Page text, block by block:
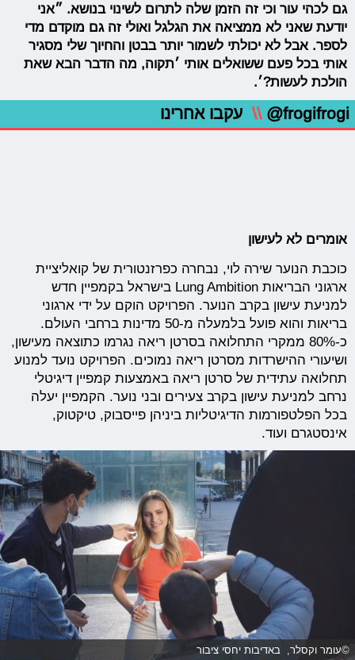
גם לכהי עור וכי זה הזמן שלה לתרום לשינוי בנושא. ״אני
יודעת שאני לא ממציאה את הגלגל ואולי זה גם מוקדם מדי
לספר. אבל לא יכולתי לשמור יותר בבטן והחיוך שלי מסגיר
אותי בכל פעם ששואלים אותי ׳תקוה, מה הדבר הבא שאת
הולכת לעשות?׳.
@frogifrogi
\\ עקבו אחרינו
אומרים לא לעישון
כוכבת הנוער שירה לוי, נבחרה כפרזנטורית של קואליציית
ארגוני הבריאות Lung Ambition בישראל בקמפיין חדש
למניעת עישון בקרב הנוער. הפרויקט הוקם על ידי ארגוני
בריאות והוא פועל בלמעלה מ-50 מדינות ברחבי העולם.
כ-80% ממקרי התחלואה בסרטן ריאה נגרמו כתוצאה מעישון,
ושיעורי ההישרדות מסרטן ריאה נמוכים. הפרויקט נועד למנוע
תחלואה עתידית של סרטן ריאה באמצעות קמפיין דיגיטלי
נרחב למניעת עישון בקרב צעירים ובני נוער. הקמפיין יעלה
בכל הפלטפורמות הדיגיטליות ביניהן פייסבוק, טיקטוק,
אינסטגרם ועוד.
©עומר וקסלר, באדיבות יחסי ציבור